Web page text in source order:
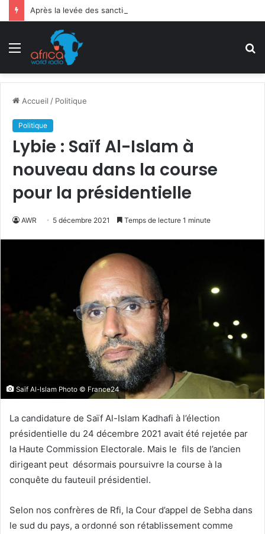
Menu
Accueil / Politique
Politique
Lybie : Saïf Al-Islam à
nouveau dans la course
pour la présidentielle
AWR 5 décembre 2021 Temps de lecture 1 minute
Saïf Al-Islam Photo © France24
La candidature de Saïf Al-Islam Kadhafi à l’élection
présidentielle du 24 décembre 2021 avait été rejetée par
la Haute Commission Electorale. Mais le fils de l’ancien
dirigeant peut désormais poursuivre la course à la
conquête du fauteuil présidentiel.
Selon nos confrères de Rfi, la Cour d’appel de Sebha dans
le sud du pays, a ordonné son rétablissement comme